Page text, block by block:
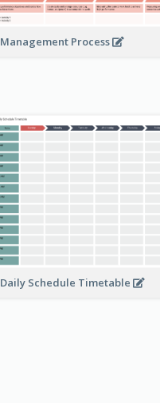
Management Process
Daily Schedule Timetable